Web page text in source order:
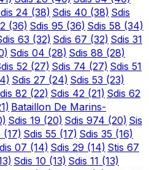
24 (38) Sdis 40 (38) Sdis
(36) Sdis 95 (36) Sdis 58 (34)
63 (32) Sdis 67 (32) Sdis 31
Sdis 04 (28) Sdis 88 (28)
52 (27) Sdis 74 (27) Sdis 51
Sdis 27 (24) Sdis 53 (23)
82 (22) Sdis 42 (21) Sdis 62
Bataillon De Marins-
Sdis 19 (20) Sdis 974 (20) Sis
(17) Sdis 55 (17) Sdis 35 (16)
07 (14) Sdis 29 (14) Stis 67
Sdis 10 (13) Sdis 11 (13)